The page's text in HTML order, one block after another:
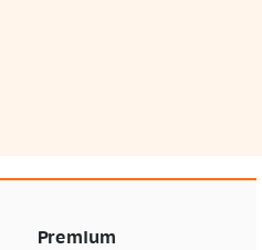
Premium